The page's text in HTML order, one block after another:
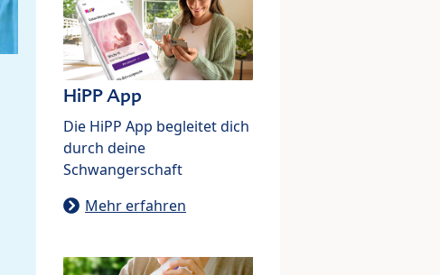
HiPP App
Die HiPP App begleitet dich
durch deine
Schwangerschaft
Mehr erfahren